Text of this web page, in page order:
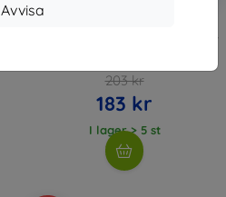
Avvisa
Privacy Glass with Applicator for
203 kr
183 kr
I lager > 5 st